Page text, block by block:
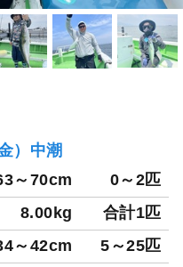
）中潮
～70cm 0～2匹
8.00kg 合計1匹
～42cm 5～25匹